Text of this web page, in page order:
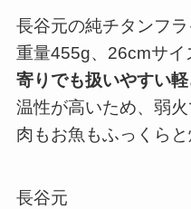
長谷元の純チタンフ
重量455g、26cmサイ
寄りでも扱いやすい
温性が高いため、弱
肉もお魚もふっくら
長谷元